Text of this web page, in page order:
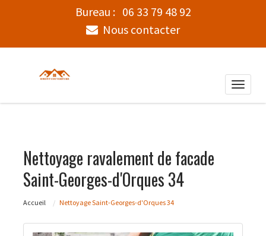
Bureau : 06 33 79 48 92
Nous contacter
Toggle
Nettoyage ravalement de facade
Saint-Georges-d'Orques 34
Accueil Nettoyage Saint-Georges-d'Orques 34